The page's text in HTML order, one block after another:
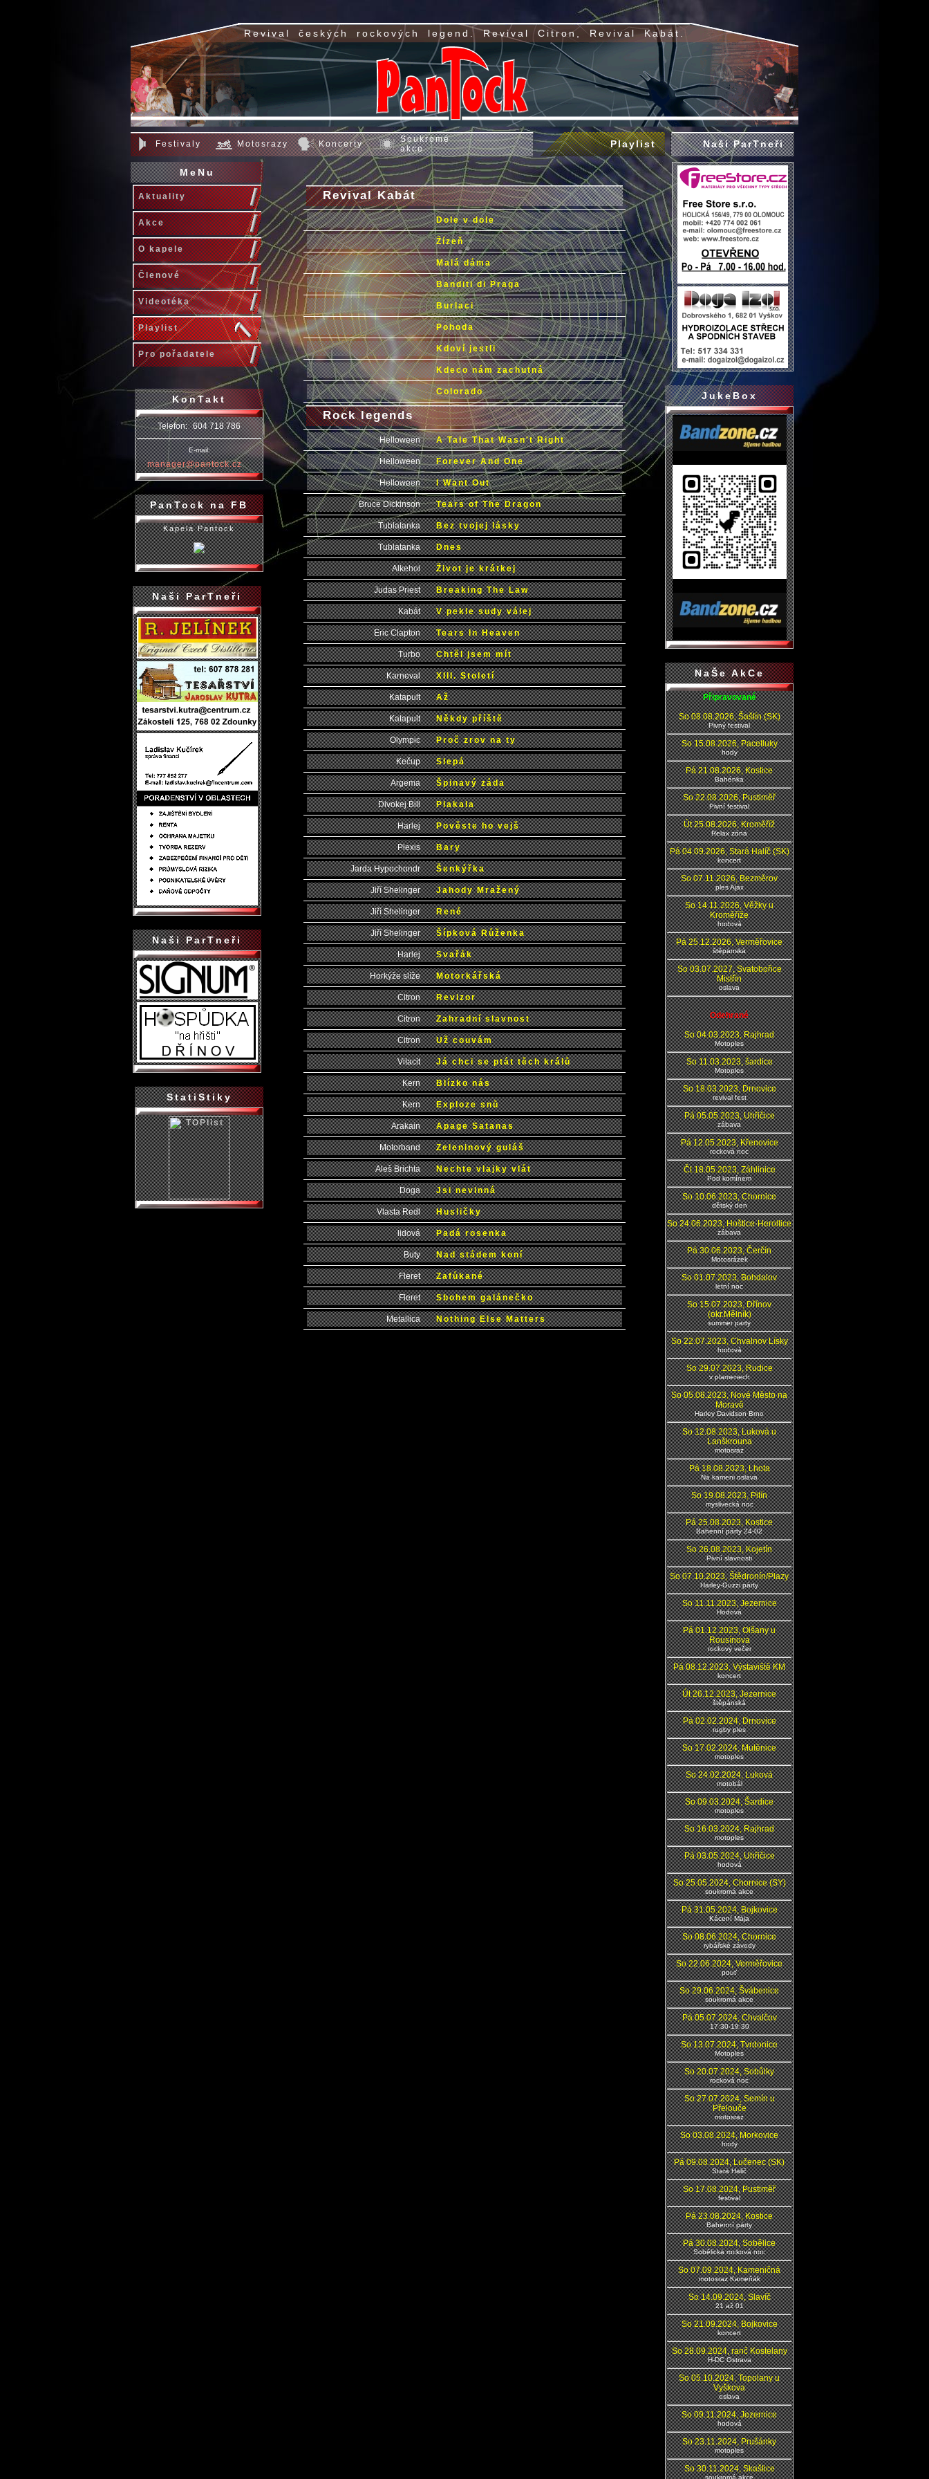
Revival českých rockových legend. Revival Citron, Revival Kabát.
Festivaly Motosrazy Koncerty
Soukromé
akce
Playlist Naši ParTneři
MeNu
Aktuality
Akce
O kapele
Členové
Videotéka
Playlist
Pro pořadatele
KonTakt
Telefon: 604 718 786
E-mail:
manager@pantock.cz
PanTock na FB
Kapela Pantock
Naši ParTneři
Naši ParTneři
StatiStiky
Revival Kabát
Dole v dole
Žízeň
Malá dáma
Banditi di Praga
Burlaci
Pohoda
Kdoví jestli
Kdeco nám zachutná
Colorado
Rock legends
Helloween A Tale That Wasn't Right
Helloween Forever And One
Helloween I Want Out
Bruce Dickinson Tears of The Dragon
Tublatanka Bez tvojej lásky
Tublatanka Dnes
Alkehol Život je krátkej
Judas Priest Breaking The Law
Kabát V pekle sudy válej
Eric Clapton Tears In Heaven
Turbo Chtěl jsem mít
Karneval XIII. Století
Katapult Až
Katapult Někdy příště
Olympic Proč zrov na ty
Kečup Slepá
Argema Špinavý záda
Divokej Bill Plakala
Harlej Pověste ho vejš
Plexis Bary
Jarda Hypochondr Šenkýřka
Jiří Shelinger Jahody Mražený
Jiří Shelinger René
Jiří Shelinger Šípková Růženka
Harlej Svařák
Horkýže slíže Motorkářská
Citron Revizor
Citron Zahradní slavnost
Citron Už couvám
Vitacit Já chci se ptát těch králů
Kern Blízko nás
Kern Exploze snů
Arakain Apage Satanas
Motorband Zeleninový guláš
Aleš Brichta Nechte vlajky vlát
Doga Jsi nevinná
Vlasta Redl Husličky
lidová Padá rosenka
Buty Nad stádem koní
Fleret Zafůkané
Fleret Sbohem galánečko
Metallica Nothing Else Matters
JukeBox
NaŠe AkCe
Připravované
So 08.08.2026, Šaštín (SK)
Pivný festival
So 15.08.2026, Pacetluky
hody
Pá 21.08.2026, Kostice
Bahénka
So 22.08.2026, Pustiměř
Pivní festival
Út 25.08.2026, Kroměříž
Relax zóna
Pá 04.09.2026, Stará Halíč (SK)
koncert
So 07.11.2026, Bezměrov
ples Ajax
So 14.11.2026, Věžky u
Kroměříže
hodová
Pá 25.12.2026, Verměřovice
štěpánská
So 03.07.2027, Svatobořice
Mistřín
oslava
Odehrané
So 04.03.2023, Rajhrad
Motoples
So 11.03.2023, šardice
Motoples
So 18.03.2023, Drnovice
revival fest
Pá 05.05.2023, Uhřičice
zábava
Pá 12.05.2023, Křenovice
rocková noc
Čt 18.05.2023, Záhlinice
Pod komínem
So 10.06.2023, Chornice
dětský den
So 24.06.2023, Hoštice-Heroltice
zábava
Pá 30.06.2023, Čerčín
Motosrázek
So 01.07.2023, Bohdalov
letní noc
So 15.07.2023, Dřínov
(okr.Mělník)
summer party
So 22.07.2023, Chvalnov Lísky
hodová
So 29.07.2023, Rudice
v plamenech
So 05.08.2023, Nové Město na
Moravě
Harley Davidson Brno
So 12.08.2023, Luková u
Lanškrouna
motosraz
Pá 18.08.2023, Lhota
Na kameni oslava
So 19.08.2023, Pitín
myslivecká noc
Pá 25.08.2023, Kostice
Bahenní párty 24-02
So 26.08.2023, Kojetín
Pivní slavnosti
So 07.10.2023, Štědronín/Plazy
Harley-Guzzi párty
So 11.11.2023, Jezernice
Hodová
Pá 01.12.2023, Olšany u
Rousínova
rockový večer
Pá 08.12.2023, Výstaviště KM
koncert
Út 26.12.2023, Jezernice
štěpánská
Pá 02.02.2024, Drnovice
rugby ples
So 17.02.2024, Mutěnice
motoples
So 24.02.2024, Luková
motobál
So 09.03.2024, Šardice
motoples
So 16.03.2024, Rajhrad
motoples
Pá 03.05.2024, Uhřičice
hodová
So 25.05.2024, Chornice (SY)
soukromá akce
Pá 31.05.2024, Bojkovice
Kácení Mája
So 08.06.2024, Chornice
rybářské závody
So 22.06.2024, Verměřovice
pouť
So 29.06.2024, Švábenice
soukromá akce
Pá 05.07.2024, Chvalčov
17:30-19:30
So 13.07.2024, Tvrdonice
Motoples
So 20.07.2024, Sobůlky
rocková noc
So 27.07.2024, Semín u
Přelouče
motosraz
So 03.08.2024, Morkovice
hody
Pá 09.08.2024, Lučenec (SK)
Stará Halič
So 17.08.2024, Pustiměř
festival
Pá 23.08.2024, Kostice
Bahenní párty
Pá 30.08.2024, Sobělice
Sobělická rocková noc
So 07.09.2024, Kameničná
motosraz Kameňák
So 14.09.2024, Slavíč
21 až 01
So 21.09.2024, Bojkovice
koncert
So 28.09.2024, ranč Kostelany
H-DC Ostrava
So 05.10.2024, Topolany u
Vyškova
oslava
So 09.11.2024, Jezernice
hodová
So 23.11.2024, Prušánky
motoples
So 30.11.2024, Skaštice
soukromá akce